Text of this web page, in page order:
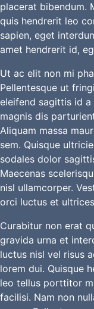
placerat bibendum.
quis hendrerit leo
sapien, eget
amet hendrerit id,
Ut ac elit non mi
Pellentesque ut
eleifend sagittis id a
magnis dis
Aliquam massa
sem. Quisque
sodales dolor
Maecenas
nisl ullamcorper.
orci luctus et
Curabitur non erat
gravida urna et
luctus nisl vel risus
lorem dui. Quisque
leo tellus porttitor
facilisi. Nam non